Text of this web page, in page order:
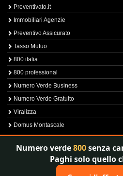
Preventivato.it
Immobiliari Agenzie
Preventivo Assicurato
Tasso Mutuo
800 italia
800 professional
Numero Verde Business
Numero Verde Gratuito
Viralizza
Domus Montascale
Sprint800
Verfica Numero Verde
Numero verde800senza
Paghi solo quello